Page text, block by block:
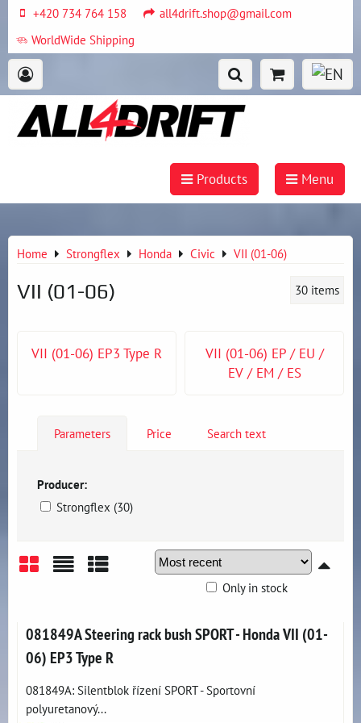
+420 734 764 158
all4drift.shop@gmail.com
WorldWide Shipping
Products Menu
Home Strongflex Honda Civic VII (01-06)
VII (01-06) 30 items
VII (01-06) EP3 Type R
VII (01-06) EP / EU /
EV / EM / ES
Parameters Price Search text
Producer:
Strongflex (30)
Only in stock
081849A Steering rack bush SPORT - Honda VII (01-
06) EP3 Type R
081849A: Silentblok řízení SPORT - Sportovní
polyuretanový...